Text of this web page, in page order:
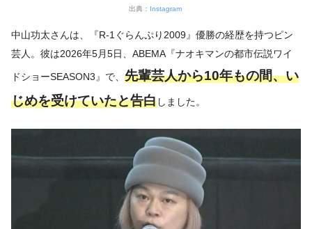
出典： Instagram
中山功太さんは、『R-1ぐらんぷり2009』優勝の経歴を持つピン
芸人。彼は2026年5月5日、ABEMA『ナオキマンの都市伝説ワイ
ドショーSEASON3』で、 先輩芸人から10年もの間、い
じめを受けていたと告白しました。